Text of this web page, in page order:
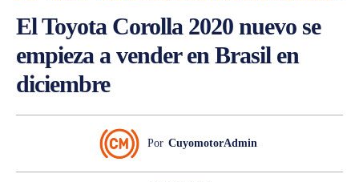
El Toyota Corolla 2020 nuevo se
empieza a vender en Brasil en
diciembre
Por CuyomotorAdmin